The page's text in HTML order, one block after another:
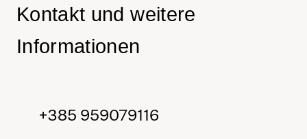
Kontakt und weitere
Informationen
+385 959079116